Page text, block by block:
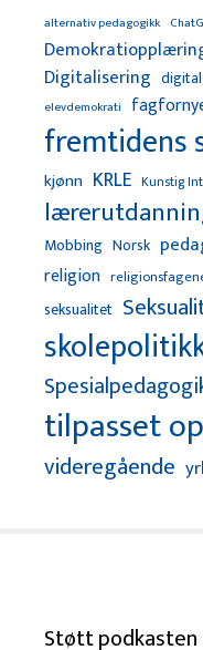
alternativ pedagogikk
Digitalisering
elevdemokrati
fremtidens
kjønn KRLE Kunstig
Mobbing Norsk
religion
seksualitet
tilpasset
videregående
Støtt podkasten